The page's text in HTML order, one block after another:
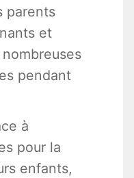
parents
et
nombreuses
pendant
à
pour la
enfants,